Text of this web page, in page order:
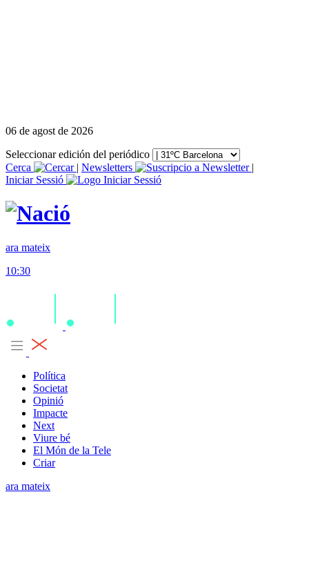
06 de agost de 2026
Seleccionar edición del periódico
Cerca
| Newsletters
|
Iniciar Sessió
ara mateix
10:30
Política
Societat
Opinió
Impacte
Next
Viure bé
El Món de la Tele
Criar
ara mateix